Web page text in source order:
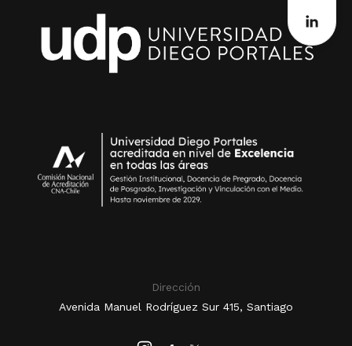
Dirección
Avenida Manuel Rodríguez Sur 415, Santiago